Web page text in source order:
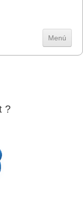
Menú
?